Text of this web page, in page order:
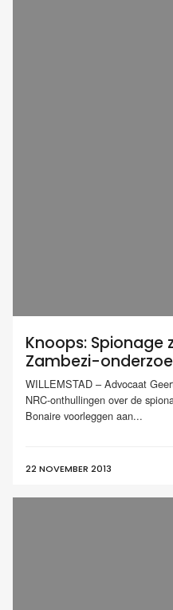
Knoops:
Zambezi-
WILLEMSTAD – Advocaat
NRC-onthullingen over de
Bonaire voorleggen aan...
22 NOVEMBER 2013